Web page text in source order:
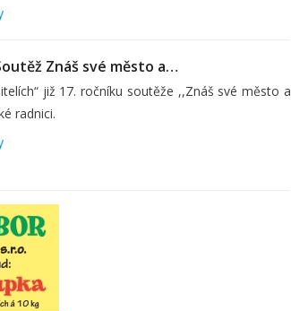
Znáš své město a…
již 17. ročníku soutěže ,,Znáš své město a
radnici.